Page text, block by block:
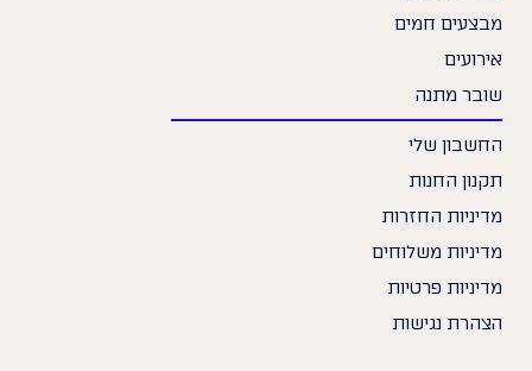
מבצעים חמים
אירועים
שובר מתנה
החשבון שלי
תקנון החנות
מדיניות החזרות
מדיניות משלוחים
מדיניות פרטיות
הצהרת נגישות